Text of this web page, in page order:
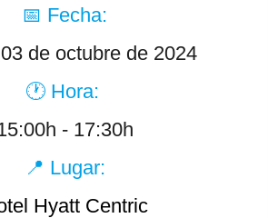
📅 Fecha:
de octubre de 2024
🕐 Hora:
- 17:30h
📍 Lugar:
Hyatt Centric